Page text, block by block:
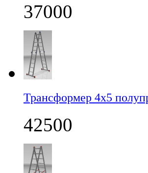
37000
Трансформер 4х5
42500